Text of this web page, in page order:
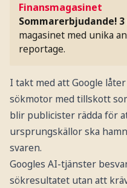
Finansmagasinet
Sommarerbjudande!
magasinet med unika
reportage.
I takt med att Google
sökmotor med tillskott
blir publicister rädda för
ursprungskällor ska
svaren.
Googles AI-tjänster
sökresultatet utan att